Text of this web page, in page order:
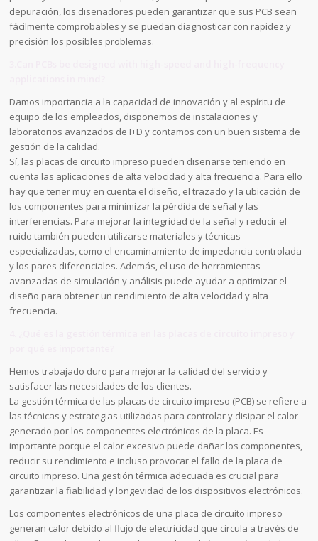
depuración, los diseñadores pueden garantizar que sus PCB sean
fácilmente comprobables y se puedan diagnosticar con rapidez y
precisión los posibles problemas.
Damos importancia a la capacidad de innovación y al espíritu de
equipo de los empleados, disponemos de instalaciones y
laboratorios avanzados de I+D y contamos con un buen sistema de
gestión de la calidad.
Sí, las placas de circuito impreso pueden diseñarse teniendo en
cuenta las aplicaciones de alta velocidad y alta frecuencia. Para ello
hay que tener muy en cuenta el diseño, el trazado y la ubicación de
los componentes para minimizar la pérdida de señal y las
interferencias. Para mejorar la integridad de la señal y reducir el
ruido también pueden utilizarse materiales y técnicas
especializadas, como el encaminamiento de impedancia controlada
y los pares diferenciales. Además, el uso de herramientas
avanzadas de simulación y análisis puede ayudar a optimizar el
diseño para obtener un rendimiento de alta velocidad y alta
frecuencia.
Hemos trabajado duro para mejorar la calidad del servicio y
satisfacer las necesidades de los clientes.
La gestión térmica de las placas de circuito impreso (PCB) se refiere a
las técnicas y estrategias utilizadas para controlar y disipar el calor
generado por los componentes electrónicos de la placa. Es
importante porque el calor excesivo puede dañar los componentes,
reducir su rendimiento e incluso provocar el fallo de la placa de
circuito impreso. Una gestión térmica adecuada es crucial para
garantizar la fiabilidad y longevidad de los dispositivos electrónicos.
Los componentes electrónicos de una placa de circuito impreso
generan calor debido al flujo de electricidad que circula a través de